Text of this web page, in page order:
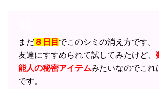
まだ８日目 でこのシミの消え方です。
友達にすすめられて試してみたけど、
能人の秘密アイテムみたいなのでこれ
です。